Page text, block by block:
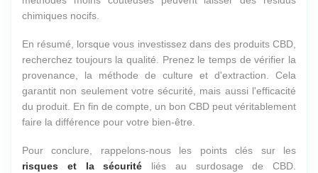
chimiques nocifs.
En résumé, lorsque vous investissez dans des produits CBD,
recherchez toujours la qualité. Prenez le temps de vérifier la
provenance, la méthode de culture et d'extraction. Cela
garantit non seulement votre sécurité, mais aussi l'efficacité
du produit. En fin de compte, un bon CBD peut véritablement
faire la différence pour votre bien-être.
Pour conclure, rappelons-nous les points clés sur les
risques et la sécurité liés au surdosage de CBD.